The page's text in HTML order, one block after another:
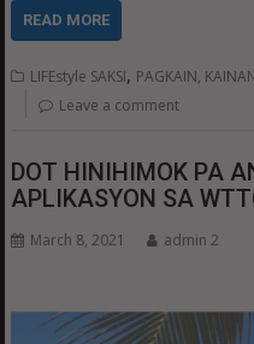
READ MORE
LIFEstyle SAKSI, PAGKAIN,
Leave a comment
DOT HINIHIMOK PA
APLIKASYON SA
March 8, 2021 admin 2